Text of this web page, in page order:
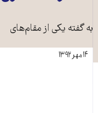
به گفته یکی از مقام‌های
۱۴ مهر ۱۳۹۲